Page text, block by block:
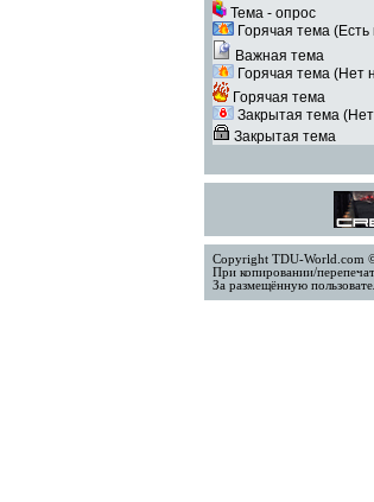
Тема - опрос
Горячая тема
Важная тема
Горячая тема (Нет
Горячая тема
Закрытая тема
Закрытая тема
Copyright TDU-World.com
При копировании/
За размещённую